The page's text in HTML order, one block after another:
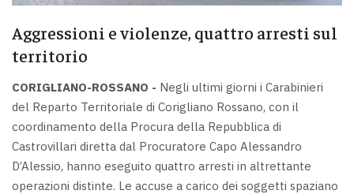
Aggressioni e violenze, quattro arresti sul
territorio
CORIGLIANO-ROSSANO - Negli ultimi giorni i Carabinieri
del Reparto Territoriale di Corigliano Rossano, con il
coordinamento della Procura della Repubblica di
Castrovillari diretta dal Procuratore Capo Alessandro
D’Alessio, hanno eseguito quattro arresti in altrettante
operazioni distinte. Le accuse a carico dei soggetti spaziano